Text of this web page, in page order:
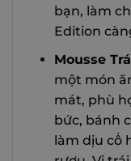
bạn, làm
Edition
Mousse
một món
mát, phù
bức, bánh
làm dịu cổ